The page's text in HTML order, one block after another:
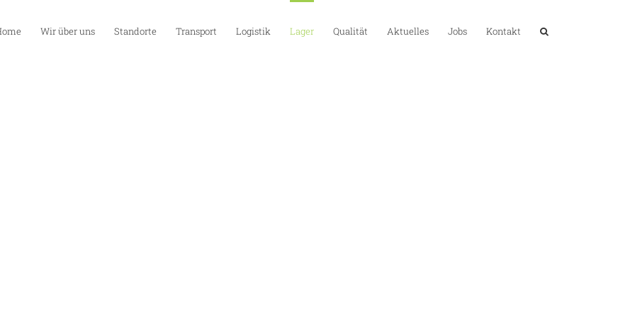
Wir über uns Standorte Transport Logistik Lager Qualität Aktuelles Jobs Kontakt